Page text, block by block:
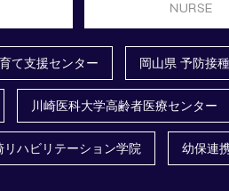
て支援センター 岡山県 予防接
川崎医科大学高齢者医療センター
リハビリテーション学院 幼保連